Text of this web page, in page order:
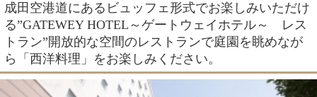
成田空港道にあるビュッフェ形式でお楽しみいただけ
る”GATEWEY HOTEL～ゲートウェイホテル～ レス
トラン”開放的な空間のレストランで庭園を眺めなが
ら「西洋料理」をお楽しみください。